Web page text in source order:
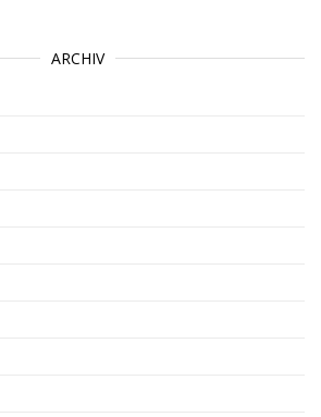
ARCHIV